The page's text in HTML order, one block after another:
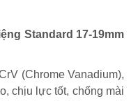
Standard 17-19mm
(Chrome Vanadium),
chịu lực tốt, chống mài